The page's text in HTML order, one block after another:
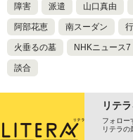
障害 派遣 山口真由
阿部花恵 南スーダン
火垂るの墓 NHKニュース7
談合
リテ
フォロー
リテラの